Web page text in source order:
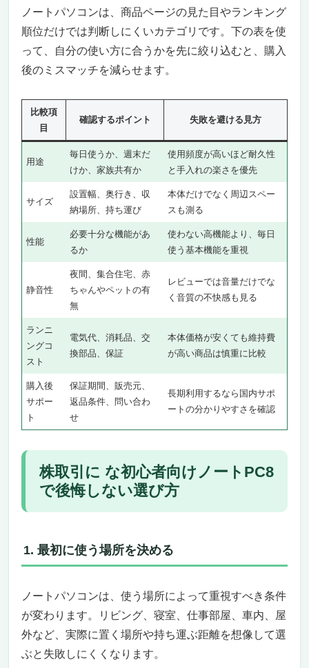
最大11時間30分のバッテリー駆動！長時間
取引も安心
これ一台で投資ライフを快適に！今すぐ手に
株取引を始めたい初心者に最適なノートパソコ
株取引で圧倒的に有利！超高速CPU & 大容
取引スピードを左右する！驚異の2TB SSDで
データ読み書きも爆速
視認性抜群の17.3インチディスプレイでチャ
ートも鮮明に
最新Wi-Fi 6搭載！安定した通信環境で注文遅
延を防ぐ
株取引初心者に最適なノートパソコンを選ぶ
ならこれしかない！
株取引初心者におすすめの最強ノートパソコ
ン！HP 2023年版ノートパソコン
高速処理で株価の変動を逃さない！
17.3インチの大画面タッチスクリーンで細か
いチャートも見やすい！
1TBの超大容量SSDで過去の取引データもす
べて保存！
安心の指紋リーダー搭載！セキュリティも万
全
一台で決まり！
HP 2025 17インチ タッチスクリーンノートパ
ソコンがあなたの投資ライフを変える！
スクリーンで直感的な操作
圧倒的なスペックと優れた拡張性：未来の投
資にも対応
ローズゴールドの洗練されたデザイン：長時
間の取引も快適に
ノートパソコンは、商品ページの見た目やランキング
順位だけでは判断しにくいカテゴリです。下の表を使
って、自分の使い方に合うかを先に絞り込むと、購入
後のミスマッチを減らせます。
比較項
目
確認するポイント 失敗を避ける見方
用途
毎日使うか、週末だ
けか、家族共有か
使用頻度が高いほど耐久性
と手入れの楽さを優先
サイズ
設置幅、奥行き、収
納場所、持ち運び
本体だけでなく周辺スペー
スも測る
性能
必要十分な機能があ
るか
使わない高機能より、毎日
使う基本機能を重視
静音性
夜間、集合住宅、赤
ちゃんやペットの有
無
レビューでは音量だけでな
く音質の不快感も見る
ランニ
ングコ
スト
電気代、消耗品、交
換部品、保証
本体価格が安くても維持費
が高い商品は慎重に比較
購入後
サポー
ト
保証期間、販売元、
返品条件、問い合わ
せ
長期利用するなら国内サポ
ートの分かりやすさを確認
株取引に な初心者向けノートPC8
で後悔しない選び方
1. 最初に使う場所を決める
ノートパソコンは、使う場所によって重視すべき条件
が変わります。リビング、寝室、仕事部屋、車内、屋
外など、実際に置く場所や持ち運ぶ距離を想像して選
ぶと失敗しにくくなります。